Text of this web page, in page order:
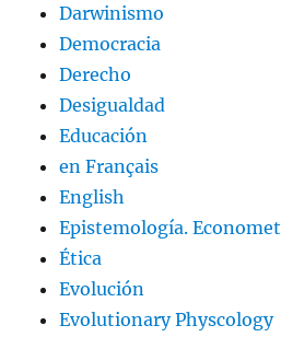
Darwinismo
Democracia
Derecho
Desigualdad
Educación
en Français
English
Epistemología.
Ética
Evolución
Evolutionary Physcology